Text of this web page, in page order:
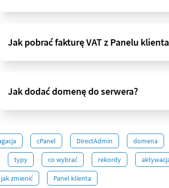
Jak pobrać fakturę VAT z Panelu
Jak dodać domenę do serwera?
cPanel DirectAdmin domena
typy co wybrać rekordy
jak zmienić Panel klienta